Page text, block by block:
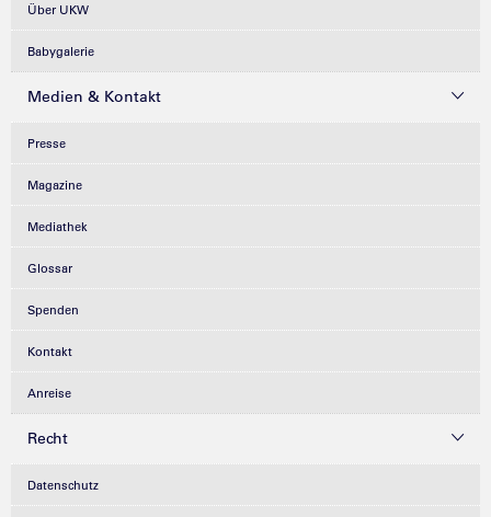
Über UKW
Babygalerie
Medien & Kontakt
Presse
Magazine
Mediathek
Glossar
Spenden
Kontakt
Anreise
Recht
Datenschutz